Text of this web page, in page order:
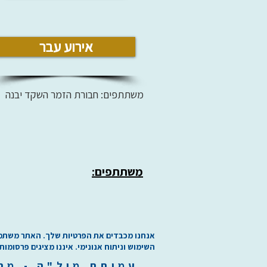
אירוע עבר
משתתפים: חבורת הזמר השקד יבנה
משתתפים:
אנחנו מכבדים את הפרטיות שלך. האתר משתמש
השימוש וניתוח אנונימי. איננו מציגים